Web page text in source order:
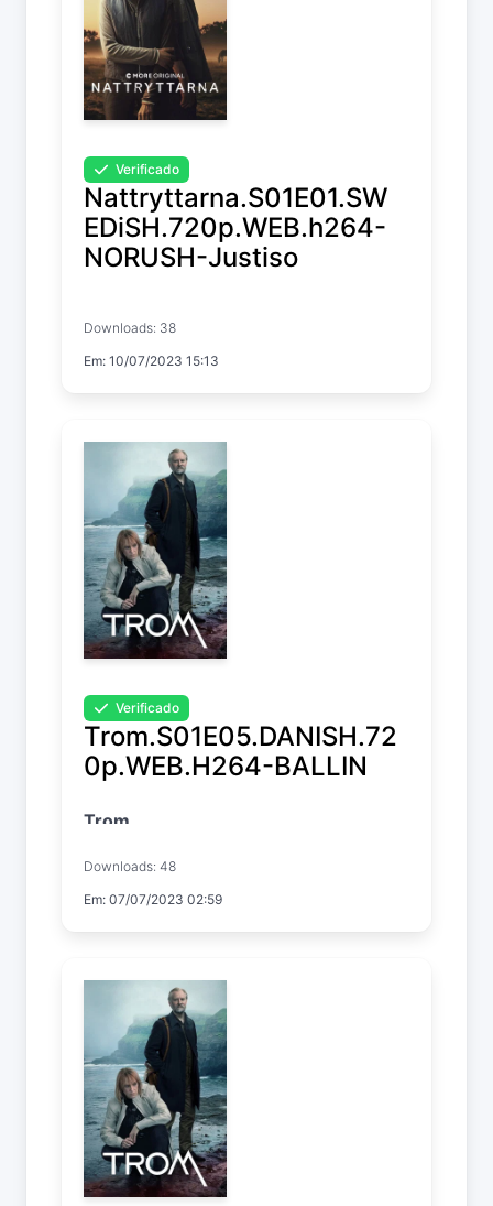
Verificado
Nattryttarna.S01E01.SW
EDiSH.720p.WEB.h264-
NORUSH-Justiso
Temp. 1 EP. 1
Downloads: 38
Em: 10/07/2023 15:13
Verificado
Trom.S01E05.DANISH.72
0p.WEB.H264-BALLIN
Trom
Downloads: 48
Em: 07/07/2023 02:59